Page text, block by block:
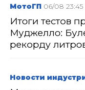
МотоГП 06/08 23:45
Итоги тестов
Муджелло:
рекорду
Новости